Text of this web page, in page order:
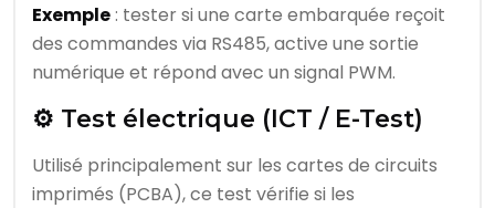
Exemple: tester si une carte embarquée reçoit
des commandes via RS485, active une sortie
numérique et répond avec un signal PWM.
⚙️ Test électrique (ICT / E-Test)
Utilisé principalement sur les cartes de circuits
imprimés (PCBA), ce test vérifie si les